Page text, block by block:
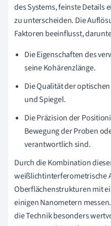
des Systems, feinste Details
zu unterscheiden. Die
Faktoren beeinflusst,
Die Eigenschaften des
seine Kohärenzlänge.
Die Qualität der
und Spiegel.
Die Präzision der
Bewegung der Proben
verantwortlich sind.
Durch die Kombination
weißlichtinterferometrische
Oberflächenstrukturen mit
einigen Nanometern
die Technik besonders